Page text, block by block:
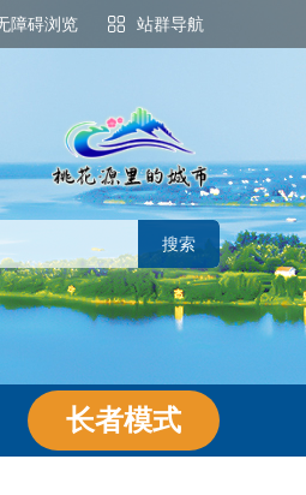
障碍浏览 站群导航
桃花源里的城市
长者模式